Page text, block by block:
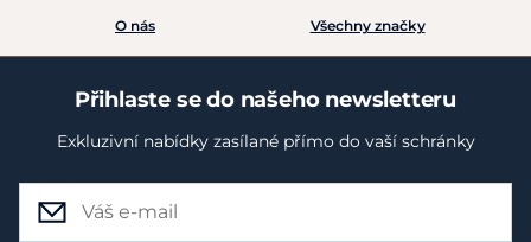
O nás Všechny značky
Přihlaste se do našeho newsletteru
Exkluzivní nabídky zasílané přímo do vaší schránky